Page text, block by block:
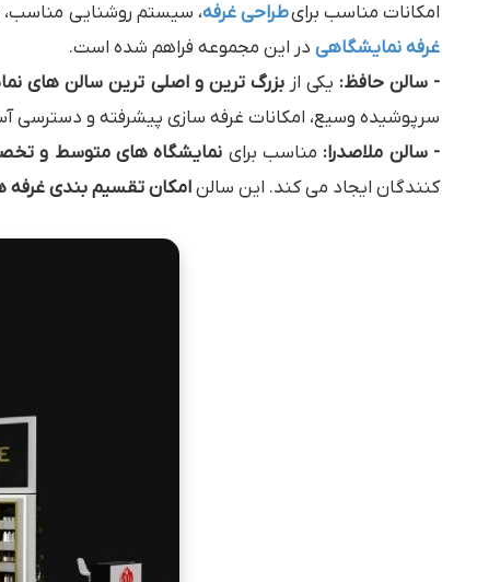
امکانات مناسب برایطراحی غرفه، سیستم روشنایی مناسب،
غرفه نمایشگاهی در این مجموعه فراهم شده است.
- سالن حافظ: یکی ازبزرگ ترین و اصلی ترین سالن های
سرپوشیده وسیع، امکانات غرفه سازی پیشرفته و دسترسی
- سالن ملاصدرا: مناسب برای نمایشگاه های متوسط و
کنندگان ایجاد می کند. این سالنامکان تقسیم بندی غرفه